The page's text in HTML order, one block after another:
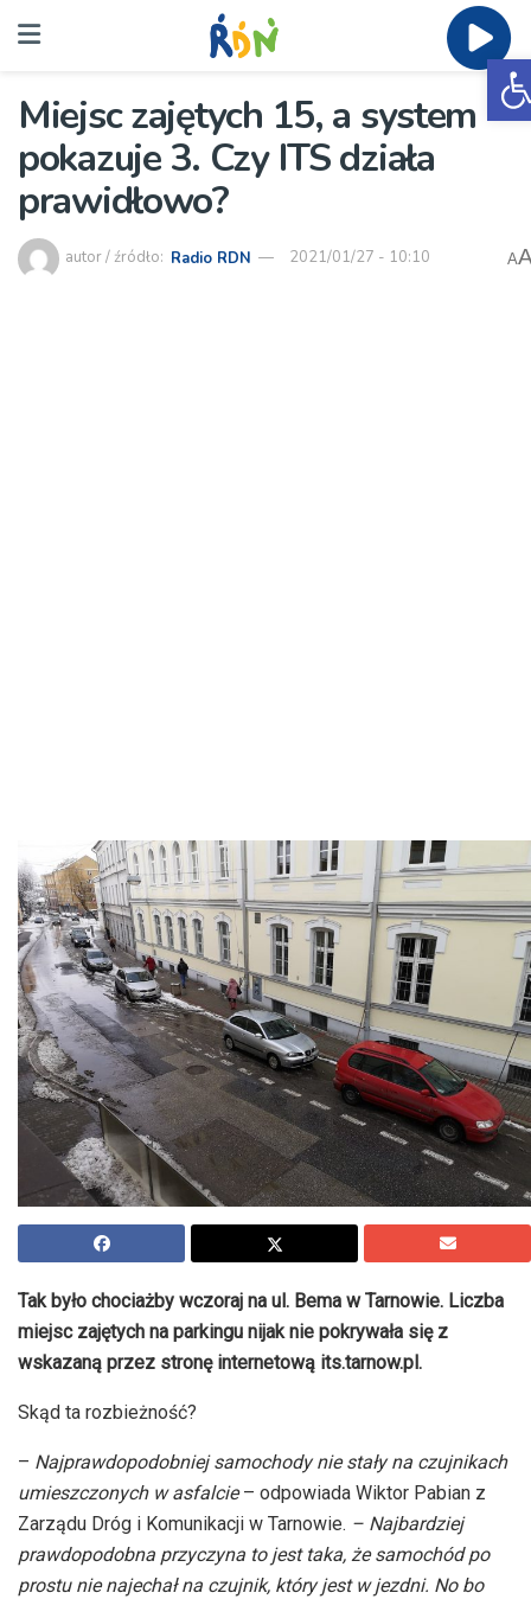
Miejsc zajętych 15, a system
pokazuje 3. Czy ITS działa
prawidłowo?
autor / źródło: Radio RDN 2021/01/27 - 10:10 A
Tak było chociażby wczoraj na ul. Bema w Tarnowie. Liczba
miejsc zajętych na parkingu nijak nie pokrywała się z
wskazaną przez stronę internetową its.tarnow.pl.
Skąd ta rozbieżność?
– Najprawdopodobniej samochody nie stały na czujnikach
umieszczonych w asfalcie– odpowiada Wiktor Pabian z
Zarządu Dróg i Komunikacji w Tarnowie. – Najbardziej
prawdopodobna przyczyna to jest taka, że samochód po
prostu nie najechał na czujnik, który jest w jezdni. No bo